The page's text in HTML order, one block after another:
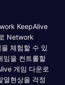
KeepAlive
Network
체험할 수 있
임을 컨트롤할
게임 다운로
열현상을 걱정